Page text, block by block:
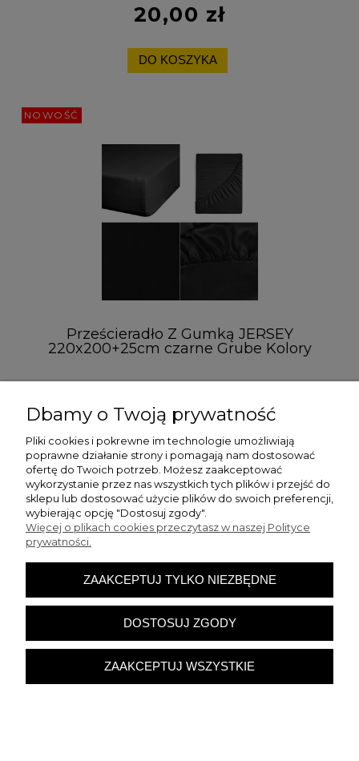
20,00 zł
DO KOSZYKA
Prześcieradło Z Gumką JERSEY
220x200+25cm czarne Grube Kolory
DO KOSZYKA
NOWOŚĆ
NOWOŚĆ
Dbamy o Twoją prywatność
Pliki cookies i pokrewne im technologie umożliwiają
poprawne działanie strony i pomagają nam dostosować
ofertę do Twoich potrzeb. Możesz zaakceptować
wykorzystanie przez nas wszystkich tych plików i przejść do
sklepu lub dostosować użycie plików do swoich preferencji,
wybierając opcję "Dostosuj zgody".
Więcej o plikach cookies przeczytasz w naszej Polityce
prywatności.
ZAAKCEPTUJ TYLKO NIEZBĘDNE
DOSTOSUJ ZGODY
ZAAKCEPTUJ WSZYSTKIE